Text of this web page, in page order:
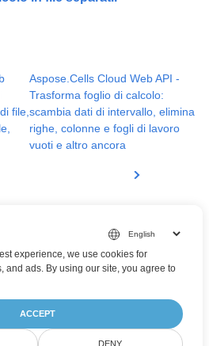
file,
Aspose.Cells Cloud Web API -
Trasforma foglio di calcolo:
scambia dati di intervallo, elimina
righe, colonne e fogli di lavoro
vuoti e altro ancora
experience, we use cookies for
and ads. By using our site, you agree to
ACCEPT
DENY